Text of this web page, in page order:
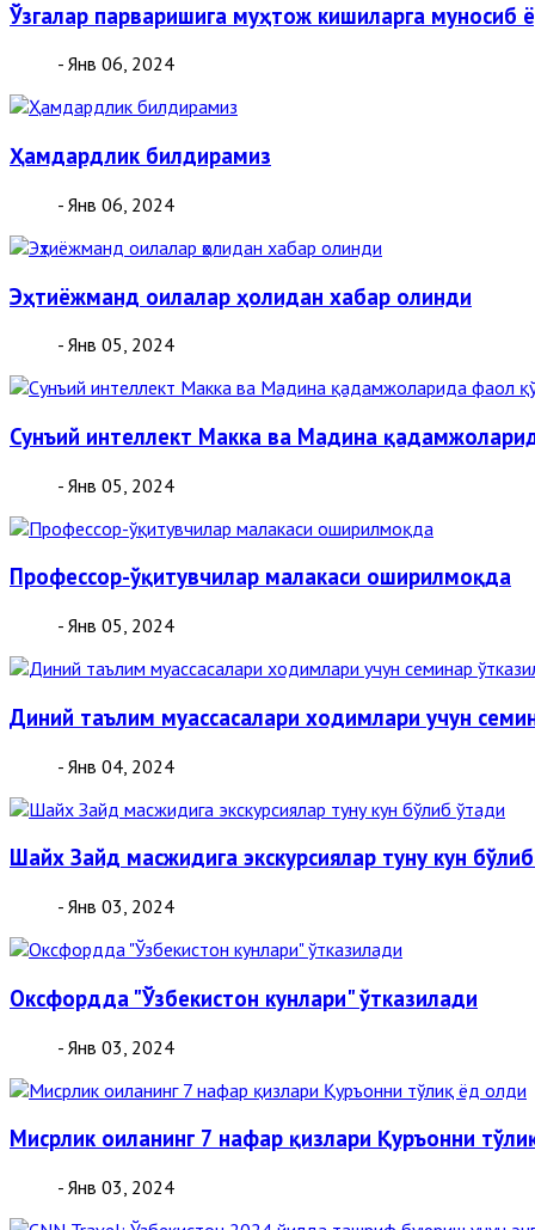
Ўзгалар парваришига муҳтож кишиларга муносиб
- Янв 06, 2024
Ҳамдардлик билдирамиз
- Янв 06, 2024
Эҳтиёжманд оилалар ҳолидан хабар олинди
- Янв 05, 2024
Сунъий интеллект Макка ва Мадина
- Янв 05, 2024
Профессор-ўқитувчилар малакаси оширилмоқда
- Янв 05, 2024
Диний таълим муассасалари ходимлари учун
- Янв 04, 2024
Шайх Зайд масжидига экскурсиялар туну кун
- Янв 03, 2024
Оксфордда "Ўзбекистон кунлари" ўтказилади
- Янв 03, 2024
Мисрлик оиланинг 7 нафар қизлари Қуръонни
- Янв 03, 2024